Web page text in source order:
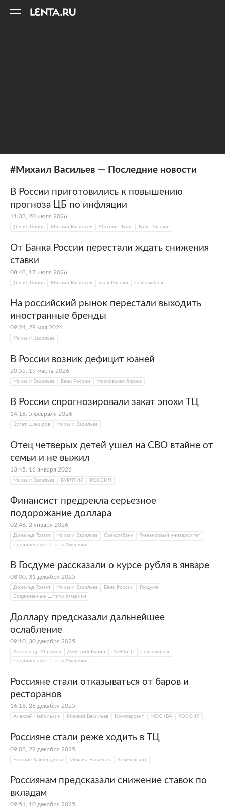
#Михаил Васильев — Последние новости
В России приготовились к повышению
прогноза ЦБ по инфляции
11:33, 20 июля 2026
Денис Попов Михаил Васильев Абсолют Банк Банк России
От Банка России перестали ждать снижения
ставки
08:48, 17 июля 2026
Денис Попов Михаил Васильев Банк России Совкомбанк
На российский рынок перестали выходить
иностранные бренды
09:24, 29 мая 2026
Михаил Васильев
В России возник дефицит юаней
20:55, 19 марта 2026
Михаил Васильев Банк России Московская биржа
В России спрогнозировали закат эпохи ТЦ
14:18, 5 февраля 2026
Булат Шакиров Михаил Васильев
Отец четверых детей ушел на СВО втайне от
семьи и не выжил
13:45, 16 января 2026
Михаил Васильев БУРЯТИЯ РОССИЯ
Финансист предрекла серьезное
подорожание доллара
02:48, 2 января 2026
Дональд Трамп Михаил Васильев Совкомбанк
Финансовый университет
Соединённые Штаты Америки
В Госдуме рассказали о курсе рубля в январе
08:00, 31 декабря 2025
Дональд Трамп Михаил Васильев Банк России
Госдума
Соединённые Штаты Америки
Доллару предсказали дальнейшее
ослабление
09:10, 30 декабря 2025
Александр Абрамов Дмитрий Бабин РАНХиГС
Совкомбанк
Соединённые Штаты Америки
Россияне стали отказываться от баров и
ресторанов
16:16, 26 декабря 2025
Алексей Небольсин Михаил Васильев Коммерсант МОСКВА РОССИЯ
Россияне стали реже ходить в ТЦ
09:08, 22 декабря 2025
Евгения Хакбердиева Михаил Васильев Коммерсант
Россиянам предсказали снижение ставок по
вкладам
09:51, 10 декабря 2025